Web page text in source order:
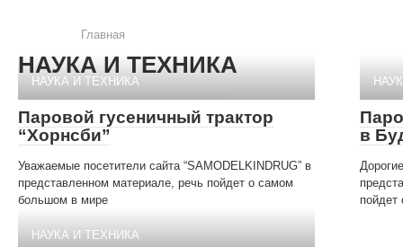
Главная
НАУКА И ТЕХНИКА
НАУКА И ТЕХНИКА
Паровой гусеничный трактор
“Хорнсби”
Уважаемые посетители сайта “SAMODELKINDRUG” в
представленном материале, речь пойдет о самом
большом в мире
в
пойдет
НАУКА И ТЕХНИКА